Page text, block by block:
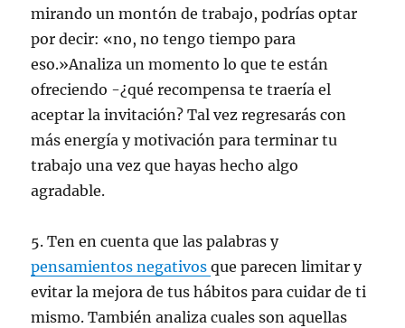
mirando un montón de trabajo, podrías optar
por decir: «no, no tengo tiempo para
eso.»Analiza un momento lo que te están
ofreciendo -¿qué recompensa te traería el
aceptar la invitación? Tal vez regresarás con
más energía y motivación para terminar tu
trabajo una vez que hayas hecho algo
agradable.
5. Ten en cuenta que las palabras y
pensamientos negativosque parecen limitar y
evitar la mejora de tus hábitos para cuidar de ti
mismo. También analiza cuales son aquellas